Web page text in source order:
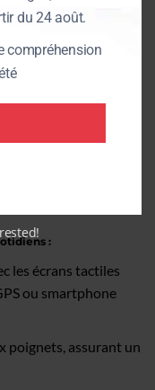
de forme sur
contre les
garantissant
accrue à
:
les écrans tactiles
ou smartphone
poignets, assurant un
du 24 août.
compréhension